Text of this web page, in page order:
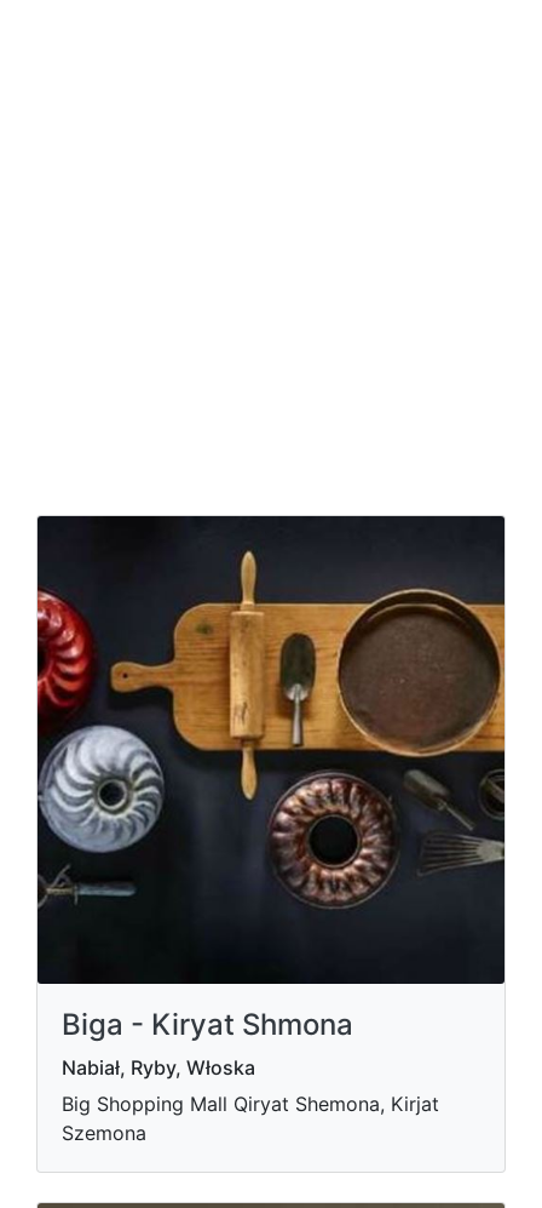
Biga - Kiryat Shmona
Nabiał, Ryby, Włoska
Big Shopping Mall Qiryat Shemona, Kirjat
Szemona